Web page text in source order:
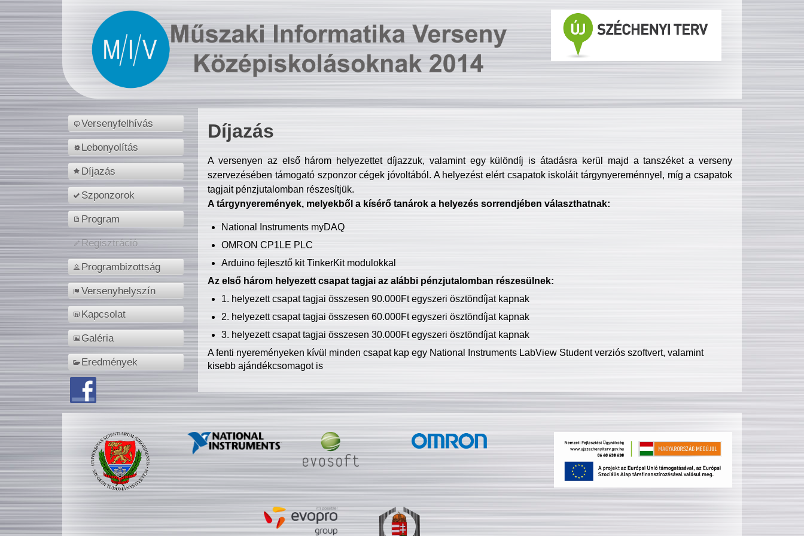
Versenyfelhívás
Lebonyolítás
Díjazás
Szponzorok
Program
Regisztráció
Programbizottság
Versenyhelyszín
Kapcsolat
Galéria
Eredmények
Díjazás
A versenyen az első három helyezettet díjazzuk, valamint egy különdíj is átadásra kerül majd a tanszéket a verseny
szervezésében támogató szponzor cégek jóvoltából. A helyezést elért csapatok iskoláit tárgynyereménnyel, míg a csapatok
tagjait pénzjutalomban részesítjük.
A tárgynyeremények, melyekből a kísérő tanárok a helyezés sorrendjében választhatnak:
National Instruments myDAQ
OMRON CP1LE PLC
Arduino fejlesztő kit TinkerKit modulokkal
Az első három helyezett csapat tagjai az alábbi pénzjutalomban részesülnek:
1. helyezett csapat tagjai összesen 90.000Ft egyszeri ösztöndíjat kapnak
2. helyezett csapat tagjai összesen 60.000Ft egyszeri ösztöndíjat kapnak
3. helyezett csapat tagjai összesen 30.000Ft egyszeri ösztöndíjat kapnak
A fenti nyereményeken kívül minden csapat kap egy National Instruments LabView Student verziós szoftvert, valamint
kisebb ajándékcsomagot is